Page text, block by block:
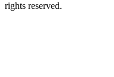
rights reserved.